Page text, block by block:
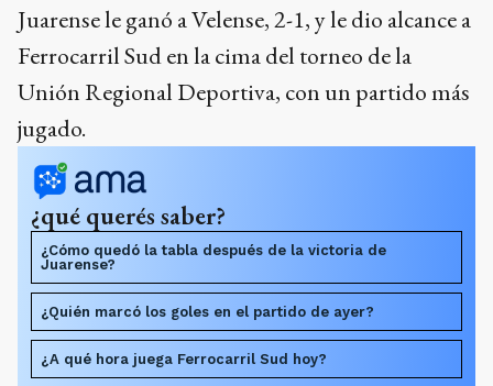
Juarense le ganó a Velense, 2-1, y le dio alcance a
Ferrocarril Sud en la cima del torneo de la
Unión Regional Deportiva, con un partido más
jugado.
¿qué querés saber?
¿Cómo quedó la tabla después de la victoria de
Juarense?
¿Quién marcó los goles en el partido de ayer?
¿A qué hora juega Ferrocarril Sud hoy?